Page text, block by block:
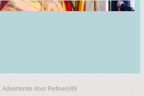
Advertentie door Refinery89